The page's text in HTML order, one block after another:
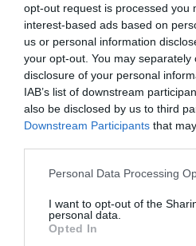
opt-out request is processed you
interest-based ads based on
us or personal information
your opt-out. You may
disclosure of your personal
IAB’s list of downstream
also be disclosed by us to third
Downstream Participants that
Please note that this website/app
not limited to your visit or usage
grant or deny consent to Google
use your data for below specified
Personal Data Processing
I want to opt-out of the
personal data.
Opted In
06.08.2026 | 14:02
«Επιχείρηση ελεύθερα
Αθήνα: Απομακρύνθηκαν
αντικείμενα από